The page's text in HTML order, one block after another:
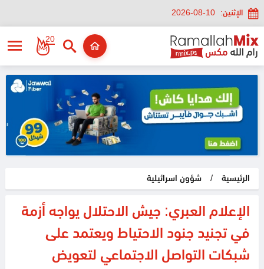
الإثنين: 2026-08-10
20
الرئيسية / شؤون اسرائيلية
الإعلام العبري: جيش الاحتلال يواجه أزمة
في تجنيد جنود الاحتياط ويعتمد على
شبكات التواصل الاجتماعي لتعويض